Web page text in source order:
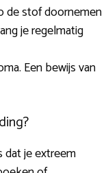
de stof doornemen
je regelmatig
Een bewijs van
dat je extreem